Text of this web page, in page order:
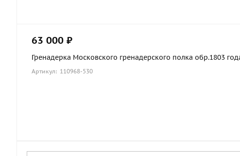
63 000 ₽
Гренадерка Московского гренадерского полка обр.1803
Артикул: 110968-530